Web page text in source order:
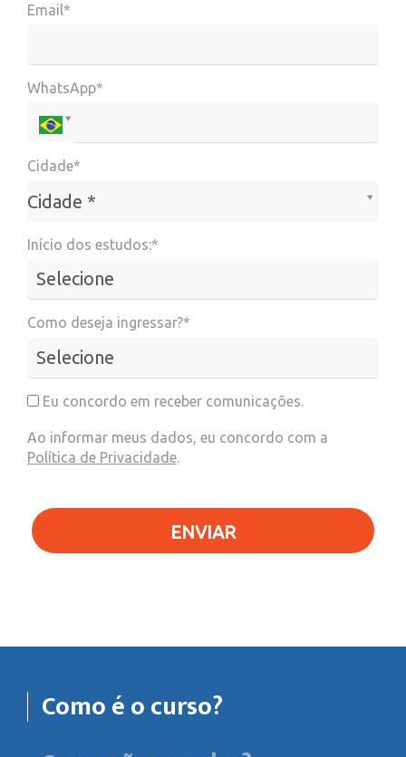
Email*
WhatsApp*
Cidade*
Cidade *
Cidade*
Início dos estudos:*
Como deseja ingressar?*
Eu concordo em receber comunicações.
Ao informar meus dados, eu concordo com a
Política de Privacidade.
ENVIAR
Como é o curso?